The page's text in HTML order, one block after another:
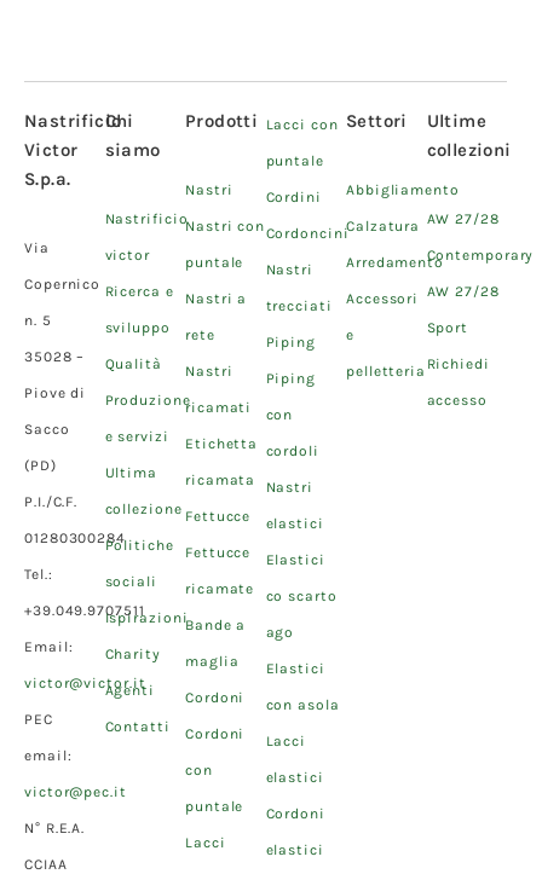
Nastrificio
Victor
S.p.a.
Via
Copernico
n. 5
35028 –
Piove di
Sacco
(PD)
P.I./C.F.
01280300284
Tel.:
+39.049.9707511
Email:
victor@victor.it
PEC
email:
victor@pec.it
N° R.E.A.
CCIAA
Chi
siamo
Nastrificio
victor
Ricerca e
sviluppo
Qualità
Produzione
e servizi
Ultima
collezione
Politiche
sociali
Ispirazioni
Charity
Agenti
Contatti
Prodotti
Nastri
Nastri con
puntale
Nastri a
rete
Nastri
ricamati
Etichetta
ricamata
Fettucce
Fettucce
ricamate
Bande a
maglia
Cordoni
Cordoni
con
puntale
Lacci
Lacci con
puntale
Cordini
Cordoncini
Nastri
trecciati
Piping
Piping
con
cordoli
Nastri
elastici
Elastici
co scarto
ago
Elastici
con asola
Lacci
elastici
Cordoni
elastici
Settori
Abbigliamento
Calzatura
Arredamento
Accessori
e
pelletteria
Ultime
collezioni
AW 27/28
Contemporary
AW 27/28
Sport
Richiedi
accesso